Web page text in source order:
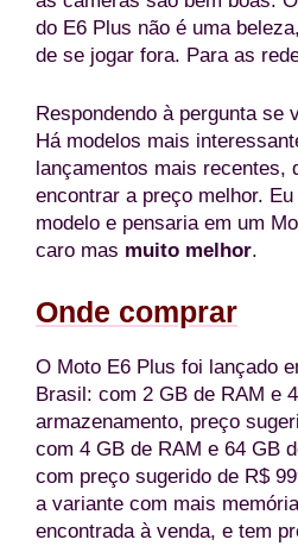
do E6 Plus não é uma
de se jogar fora. Para as
Respondendo à pergunta se
Há modelos mais
lançamentos mais recentes,
encontrar a preço melhor.
modelo e pensaria em um
caro mas muito melhor.
Onde comprar
O Moto E6 Plus foi lançado
Brasil: com 2 GB de RAM e
armazenamento, preço
com 4 GB de RAM e 64 GB
com preço sugerido de R$
a variante com mais
encontrada à venda, e tem